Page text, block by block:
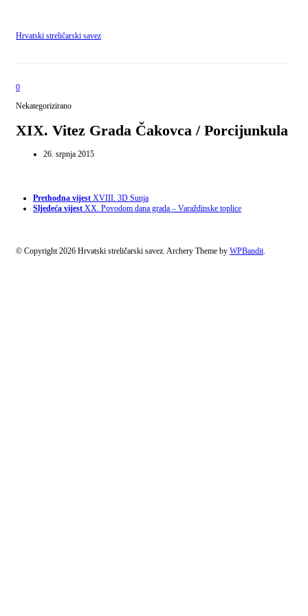
Hrvatski streličarski savez
0
Nekategorizirano
XIX. Vitez Grada Čakovca / Porcijunkula
26. srpnja 2015
Prethodna vijest XVIII. 3D Sunja
Sljedeća vijest XX. Povodom dana grada – Varaždinske toplice
© Copyright 2026 Hrvatski streličarski savez. Archery Theme by WPBandit.